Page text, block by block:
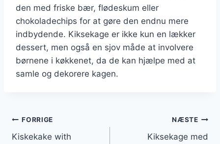
den med friske bær, flødeskum eller
chokoladechips for at gøre den endnu mere
indbydende. Kiksekage er ikke kun en lækker
dessert, men også en sjov måde at involvere
børnene i køkkenet, da de kan hjælpe med at
samle og dekorere kagen.
Indlægsnavigation
FORRIGE
Kiskekake with
NÆSTE
Kiksekage med